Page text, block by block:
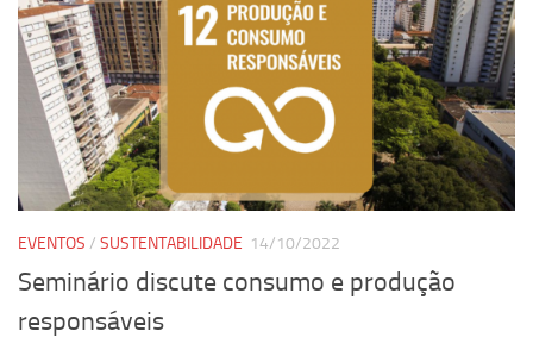
EVENTOS / SUSTENTABILIDADE 14/10/2022
Seminário discute consumo e produção
responsáveis